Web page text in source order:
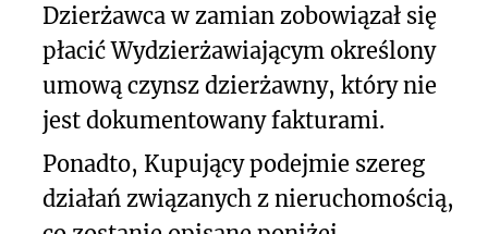
Dzierżawca w zamian zobowiązał się
płacić Wydzierżawiającym określony
umową czynsz dzierżawny, który nie
jest dokumentowany fakturami.
Ponadto, Kupujący podejmie szereg
działań związanych z nieruchomością,